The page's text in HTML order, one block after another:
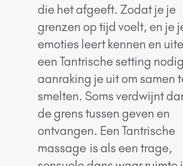
die het afgeeft. Zodat je je
grenzen op tijd voelt, en je
emoties leert kennen en
een Tantrische setting
aanraking je uit om samen
smelten. Soms verdwijnt
de grens tussen geven en
ontvangen. Een Tantrische
massage is als een trage,